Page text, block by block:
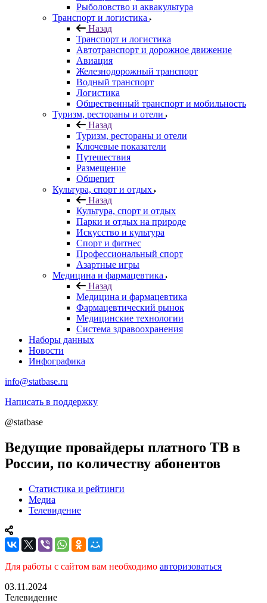
Рыболовство и аквакультура
Транспорт и логистика
Назад
Транспорт и логистика
Автотранспорт и дорожное движение
Авиация
Железнодорожный транспорт
Водный транспорт
Логистика
Общественный транспорт и мобильность
Туризм, рестораны и отели
Назад
Туризм, рестораны и отели
Ключевые показатели
Путешествия
Размещение
Общепит
Культура, спорт и отдых
Назад
Культура, спорт и отдых
Парки и отдых на природе
Искусство и культура
Спорт и фитнес
Профессиональный спорт
Азартные игры
Медицина и фармацевтика
Назад
Медицина и фармацевтика
Фармацевтический рынок
Медицинские технологии
Система здравоохранения
Наборы данных
Новости
Инфографика
info@statbase.ru
Написать в поддержку
@statbase
Ведущие провайдеры платного ТВ в
России, по количеству абонентов
Статистика и рейтинги
Медиа
Телевидение
Для работы с сайтом вам необходимо авторизоваться
03.11.2024
Телевидение